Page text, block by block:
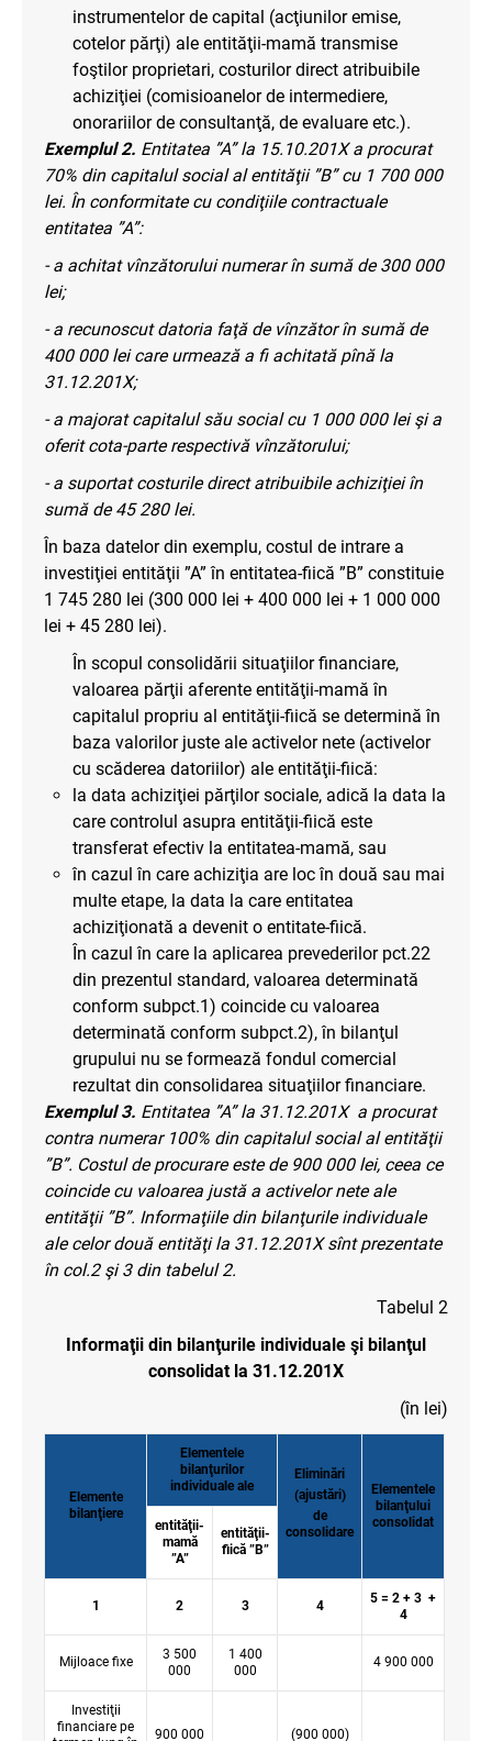
instrumentelor de capital (acţiunilor emise,
cotelor părţi) ale entităţii-mamă transmise
foştilor proprietari, costurilor direct atribuibile
achiziţiei (comisioanelor de intermediere,
onorariilor de consultanţă, de evaluare etc.).
Exemplul 2. Entitatea ”A” la 15.10.201X a procurat
70% din capitalul social al entităţii ”B” cu 1 700 000
lei. În conformitate cu condiţiile contractuale
entitatea ”A”:
- a achitat vînzătorului numerar în sumă de 300 000
lei;
- a recunoscut datoria faţă de vînzător în sumă de
400 000 lei care urmează a fi achitată pînă la
31.12.201X;
- a majorat capitalul său social cu 1 000 000 lei şi a
oferit cota-parte respectivă vînzătorului;
- a suportat costurile direct atribuibile achiziţiei în
sumă de 45 280 lei.
În baza datelor din exemplu, costul de intrare a
investiţiei entităţii ”A” în entitatea-fiică ”B” constituie
1 745 280 lei (300 000 lei + 400 000 lei + 1 000 000
lei + 45 280 lei).
În scopul consolidării situaţiilor financiare,
valoarea părţii aferente entităţii-mamă în
capitalul propriu al entităţii-fiică se determină în
baza valorilor juste ale activelor nete (activelor
cu scăderea datoriilor) ale entităţii-fiică:
la data achiziţiei părţilor sociale, adică la data la
care controlul asupra entităţii-fiică este
transferat efectiv la entitatea-mamă, sau
în cazul în care achiziţia are loc în două sau mai
multe etape, la data la care entitatea
achiziţionată a devenit o entitate-fiică.
În cazul în care la aplicarea prevederilor pct.22
din prezentul standard, valoarea determinată
conform subpct.1) coincide cu valoarea
determinată conform subpct.2), în bilanţul
grupului nu se formează fondul comercial
rezultat din consolidarea situaţiilor financiare.
Exemplul 3. Entitatea ”A” la 31.12.201X a procurat
contra numerar 100% din capitalul social al entităţii
”B”. Costul de procurare este de 900 000 lei, ceea ce
coincide cu valoarea justă a activelor nete ale
entităţii ”B”. Informaţiile din bilanţurile individuale
ale celor două entităţi la 31.12.201X sînt prezentate
în col.2 şi 3 din tabelul 2.
Tabelul 2
Informaţii din bilanţurile individuale şi bilanţul
consolidat la 31.12.201X
(în lei)
Elemente
bilanţiere
Elementele
bilanţurilor
individuale ale
Eliminări
(ajustări)
de
consolidare
Elementele
bilanţului
consolidat
entităţii-
mamă
”A”
entităţii-
fiică ”B”
1 2 3 4
5 = 2 + 3 +
4
Mijloace fixe
3 500
000
1 400
000
4 900 000
Investiţii
financiare pe
900 000 (900 000)